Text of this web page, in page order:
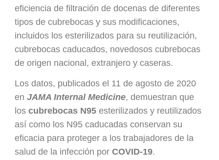
eficiencia de filtración de docenas de diferentes
tipos de cubrebocas y sus modificaciones,
incluidos los esterilizados para su reutilización,
cubrebocas caducados, novedosos cubrebocas
de origen nacional, extranjero y caseras.
Los datos, publicados el 11 de agosto de 2020
en JAMA Internal Medicine, demuestran que
los cubrebocas N95 esterilizados y reutilizados
así como los N95 caducadas conservan su
eficacia para proteger a los trabajadores de la
salud de la infección por COVID-19.